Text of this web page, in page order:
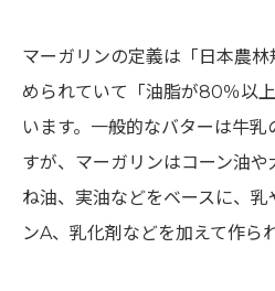
マーガリンの定義は「日本農
められていて「油脂が80％以
います。一般的なバターは牛
すが、マーガリンはコーン油
ね油、実油などをベースに、
ンA、乳化剤などを加えて作ら